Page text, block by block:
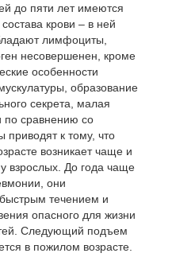
до пяти лет имеются
крови – в ней
лимфоциты,
несовершенен, кроме
особенности
образование
секрета, малая
по сравнению со
приводят к тому, что
возникает чаще и
взрослых. До года чаще
они
течением и
опасного для жизни
Следующий подъем
в пожилом возрасте.